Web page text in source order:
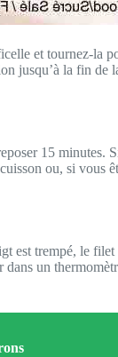
et tournez-la
jusqu’à la fin de
15 minutes.
ou, si vous
est trempé, le filet
dans un